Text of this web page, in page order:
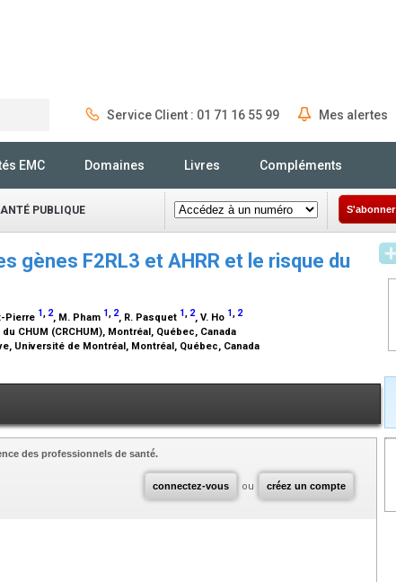
Service Client : 01 71 16 55 99 Mes alertes
EMC Domaines Livres Compléments
PUBLIQUE S'abonner
gènes F2RL3 et AHRR et le risque du
Pierre 1, 2, M. Pham 1, 2, R. Pasquet 1, 2, V. Ho 1, 2
CHUM (CRCHUM), Montréal, Québec, Canada
Université de Montréal, Montréal, Québec, Canada
connectez-vous ou créez un compte
des professionnels de santé.